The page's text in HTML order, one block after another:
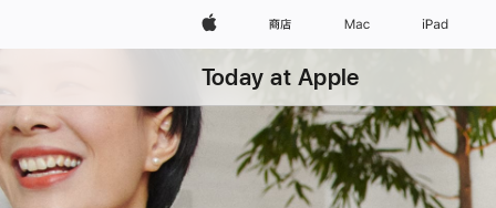
Apple 商店 Mac iPad
Today at Apple